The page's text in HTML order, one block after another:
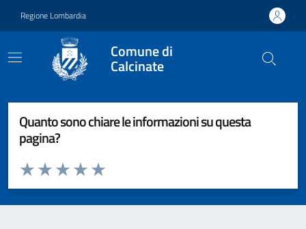
Regione Lombardia
Comune di
Calcinate
Quanto sono chiare le informazioni su questa
pagina?
Valuta da 1 a 5 stelle la pagina
Valuta 5 stelle su 5
Valuta 4 stelle su 5
Valuta 3 stelle su 5
Valuta 2 stelle su 5
Valuta 1 stelle su 5